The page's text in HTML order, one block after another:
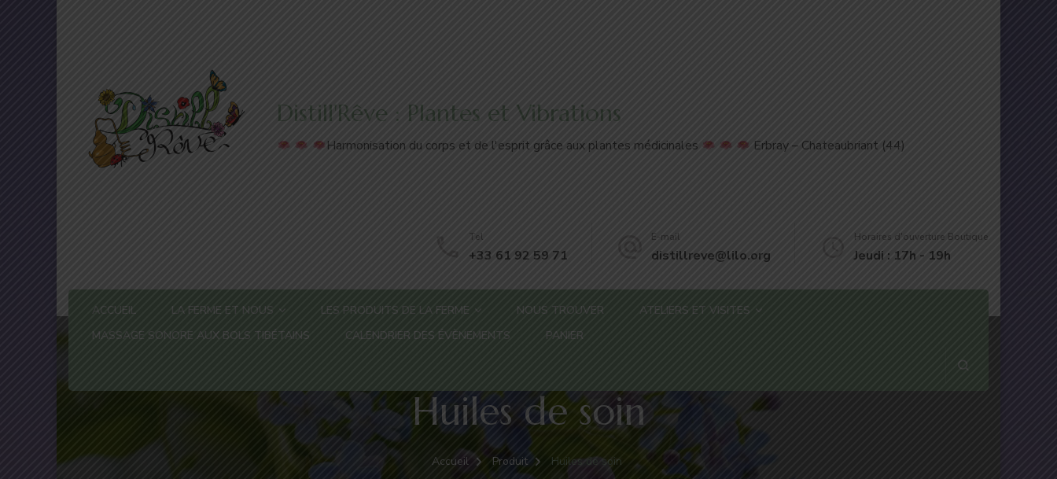
Distill'Rêve : Plantes et Vibrations
Harmonisation du corps et de l'esprit grâce aux plantes médicinales Erbray – Chateaubriant (44)
Tel
+33 61 92 59 71
E-mail
distillreve@lilo.org
Horaires d'ouverture Boutique
Jeudi : 17h - 19h
ACCUEIL LA FERME ET NOUS LES PRODUITS DE LA FERME NOUS TROUVER
ATELIERS ET VISITES
MASSAGE SONORE AUX BOLS TIBÉTAINS
CALENDRIER DES ÉVÈNEMENTS PANIER
Huiles de soin
Accueil Produit Huiles de soin